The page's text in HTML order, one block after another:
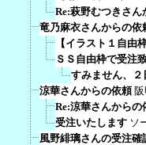
Re:萩野むつきさ
竜乃麻衣さんからの依
【イラスト１自由
ＳＳ自由枠で受注
すみません、
涼華さんからの依頼
Re:涼華さんからの
受注いたします ソ
風野緋璃さんの受注確